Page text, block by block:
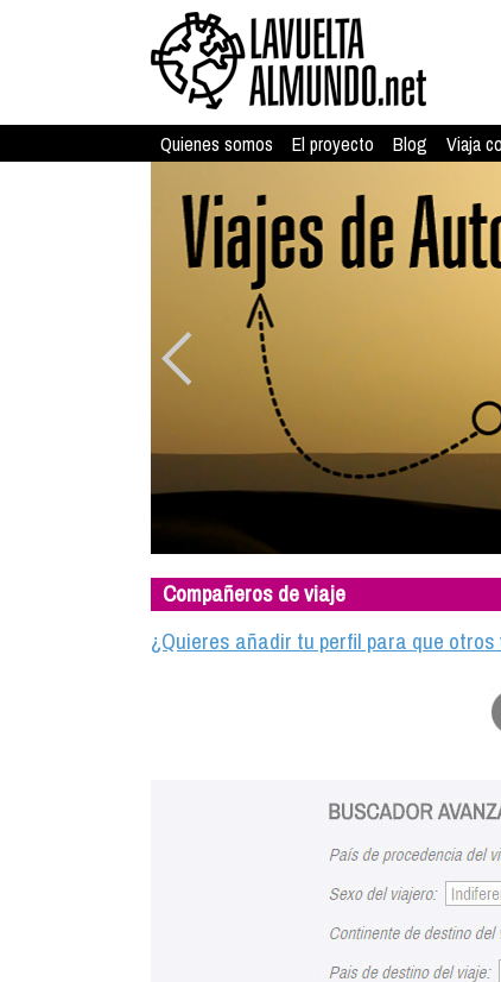
Quienes somos El proyecto Blog Viaja
Compañeros de viaje
¿Quieres añadir tu perfil para que